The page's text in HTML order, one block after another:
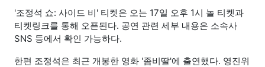
'조정석 쇼: 사이드 비' 티켓은 오는 17일 오후 1시 놀 티켓과
티켓링크를 통해 오픈된다. 공연 관련 세부 내용은 소속사
SNS 등에서 확인 가능하다.
한편 조정석은 최근 개봉한 영화 '좀비딸'에 출연했다. 영진위